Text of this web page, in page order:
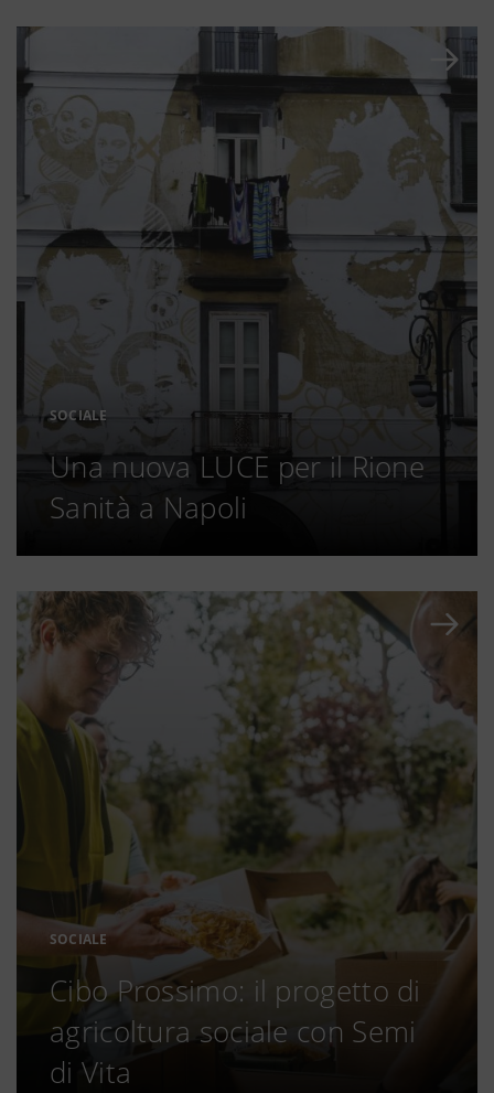
SOCIALE
Una nuova LUCE per il Rione
Sanità a Napoli
SOCIALE
Cibo Prossimo: il progetto di
agricoltura sociale con Semi
di Vita